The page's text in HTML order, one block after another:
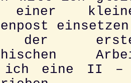
ich eine II